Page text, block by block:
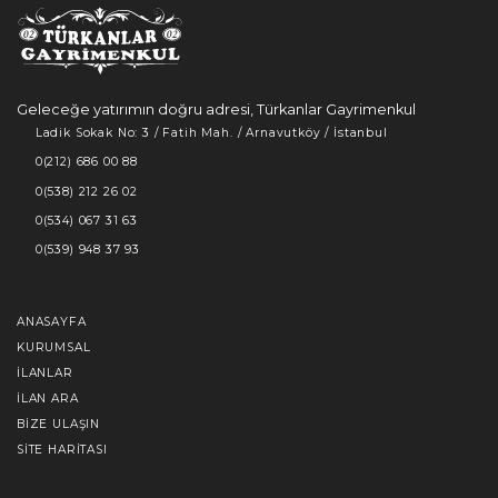
Geleceğe yatırımın doğru adresi, Türkanlar Gayrimenkul
Ladik Sokak No: 3 / Fatih Mah. / Arnavutköy / İstanbul
0(212) 686 00 88
0(538) 212 26 02
0(534) 067 31 63
0(539) 948 37 93
ANASAYFA
KURUMSAL
İLANLAR
İLAN ARA
BIZE ULAŞIN
SITE HARITASI